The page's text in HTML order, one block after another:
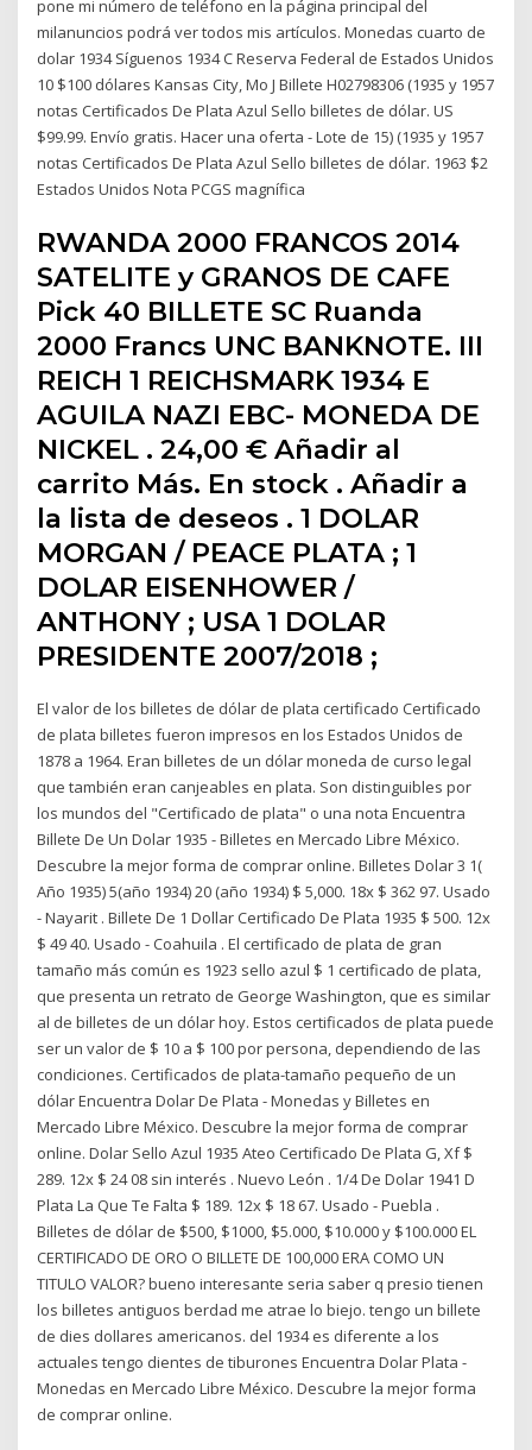
pone mi número de teléfono en la página principal del
milanuncios podrá ver todos mis artículos. Monedas cuarto de
dolar 1934 Síguenos 1934 C Reserva Federal de Estados Unidos
10 $100 dólares Kansas City, Mo J Billete H02798306 (1935 y 1957
notas Certificados De Plata Azul Sello billetes de dólar. US
$99.99. Envío gratis. Hacer una oferta - Lote de 15) (1935 y 1957
notas Certificados De Plata Azul Sello billetes de dólar. 1963 $2
Estados Unidos Nota PCGS magnífica
RWANDA 2000 FRANCOS 2014
SATELITE y GRANOS DE CAFE
Pick 40 BILLETE SC Ruanda
2000 Francs UNC BANKNOTE. III
REICH 1 REICHSMARK 1934 E
AGUILA NAZI EBC- MONEDA DE
NICKEL . 24,00 € Añadir al
carrito Más. En stock . Añadir a
la lista de deseos . 1 DOLAR
MORGAN / PEACE PLATA ; 1
DOLAR EISENHOWER /
ANTHONY ; USA 1 DOLAR
PRESIDENTE 2007/2018 ;
El valor de los billetes de dólar de plata certificado Certificado
de plata billetes fueron impresos en los Estados Unidos de
1878 a 1964. Eran billetes de un dólar moneda de curso legal
que también eran canjeables en plata. Son distinguibles por
los mundos del "Certificado de plata" o una nota Encuentra
Billete De Un Dolar 1935 - Billetes en Mercado Libre México.
Descubre la mejor forma de comprar online. Billetes Dolar 3 1(
Año 1935) 5(año 1934) 20 (año 1934) $ 5,000. 18x $ 362 97. Usado
- Nayarit . Billete De 1 Dollar Certificado De Plata 1935 $ 500. 12x
$ 49 40. Usado - Coahuila . El certificado de plata de gran
tamaño más común es 1923 sello azul $ 1 certificado de plata,
que presenta un retrato de George Washington, que es similar
al de billetes de un dólar hoy. Estos certificados de plata puede
ser un valor de $ 10 a $ 100 por persona, dependiendo de las
condiciones. Certificados de plata-tamaño pequeño de un
dólar Encuentra Dolar De Plata - Monedas y Billetes en
Mercado Libre México. Descubre la mejor forma de comprar
online. Dolar Sello Azul 1935 Ateo Certificado De Plata G, Xf $
289. 12x $ 24 08 sin interés . Nuevo León . 1/4 De Dolar 1941 D
Plata La Que Te Falta $ 189. 12x $ 18 67. Usado - Puebla .
Billetes de dólar de $500, $1000, $5.000, $10.000 y $100.000 EL
CERTIFICADO DE ORO O BILLETE DE 100,000 ERA COMO UN
TITULO VALOR? bueno interesante seria saber q presio tienen
los billetes antiguos berdad me atrae lo biejo. tengo un billete
de dies dollares americanos. del 1934 es diferente a los
actuales tengo dientes de tiburones Encuentra Dolar Plata -
Monedas en Mercado Libre México. Descubre la mejor forma
de comprar online.